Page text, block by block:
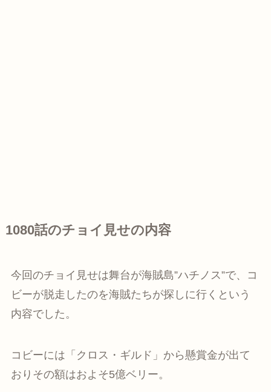
1080話のチョイ見せの内容
今回のチョイ見せは舞台が海賊島”ハチノス”で、コ
ビーが脱走したのを海賊たちが探しに行くという
内容でした。
コビーには「クロス・ギルド」から懸賞金が出て
おりその額はおよそ5億ベリー。